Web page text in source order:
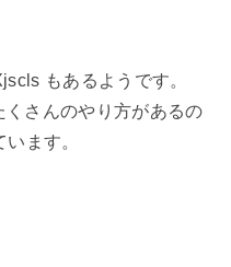
もあるようです。
くさんのやり方があるの
ます。